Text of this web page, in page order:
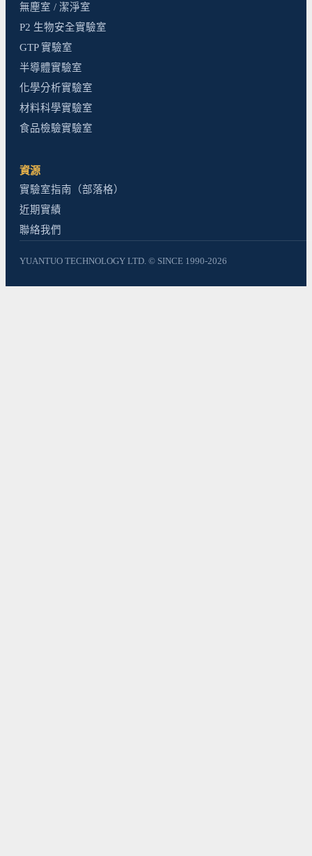
無塵室 / 潔淨室
P2 生物安全實驗室
GTP 實驗室
半導體實驗室
化學分析實驗室
材料科學實驗室
食品檢驗實驗室
資源
實驗室指南（部落格）
近期實績
聯絡我們
YUANTUO TECHNOLOGY LTD. © SINCE 1990-2026